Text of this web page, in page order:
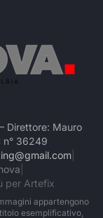
Direttore: Mauro
n° 36249
per Artefix
appartengono
esemplificativo,